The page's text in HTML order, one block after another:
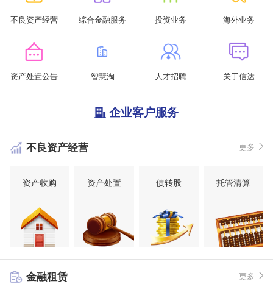
不良资产经营 综合金融服务 投资业务 海外业务
资产处置公告 智慧淘 人才招聘 关于信达
企业客户服务
不良资产经营 更多
资产收购 资产处置 债转股 托管清算
金融租赁 更多